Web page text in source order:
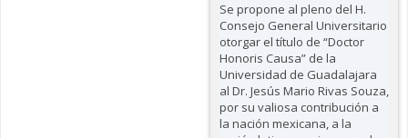
Se propone al pleno del H.
Consejo General Universitario
otorgar el título de “Doctor
Honoris Causa” de la
Universidad de Guadalajara
al Dr. Jesús Mario Rivas Souza,
por su valiosa contribución a
la nación mexicana, a la